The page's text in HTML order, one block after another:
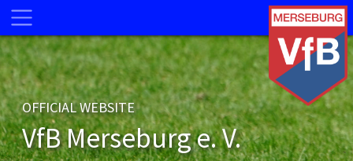
OFFICIAL WEBSITE
VfB Merseburg e. V.